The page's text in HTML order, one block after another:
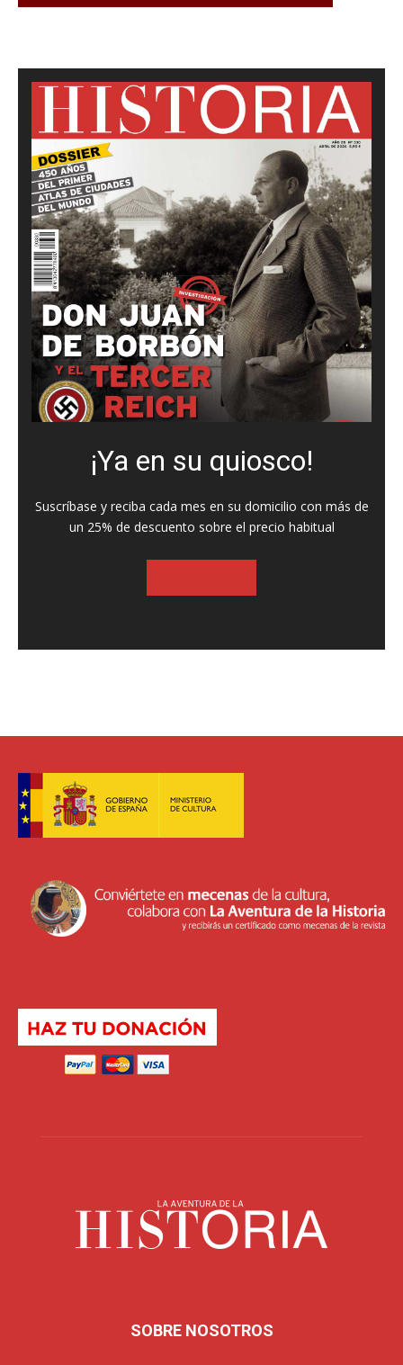
¡Ya en su quiosco!
Suscríbase y reciba cada mes en su domicilio con más de
un 25% de descuento sobre el precio habitual
SOBRE NOSOTROS